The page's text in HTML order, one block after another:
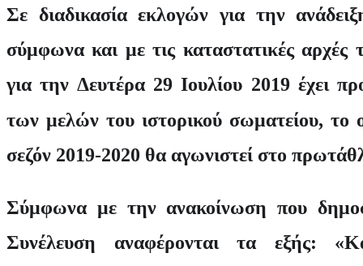
Σε διαδικασία εκλογών για την
σύμφωνα και με τις καταστατικές
για την Δευτέρα 29 Ιουλίου 2019 έχει
των μελών του ιστορικού σωματείου, το
σεζόν 2019-2020 θα αγωνιστεί στο
Σύμφωνα με την ανακοίνωση που
Συνέλευση αναφέρονται τα εξής: